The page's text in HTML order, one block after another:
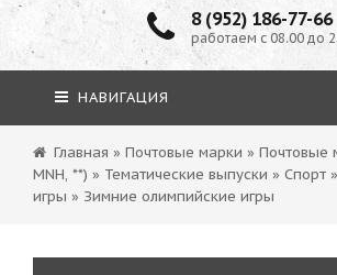
8 (952) 186-77-66
работаем с 08.00 до
НАВИГАЦИЯ
Главная » Почтовые марки » Почтовые
MNH, **) » Тематические выпуски » Спорт »
игры » Зимние олимпийские игры